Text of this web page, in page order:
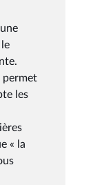
permet
les
« la